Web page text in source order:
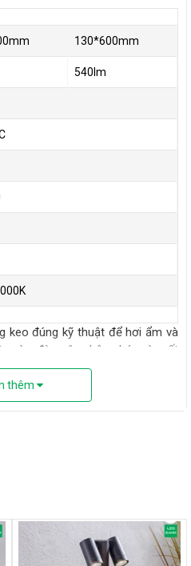
130*600mm
540lm
keo đúng kỹ thuật để hơi ẩm và
vào đèn gây chập cháy và mất
thêm